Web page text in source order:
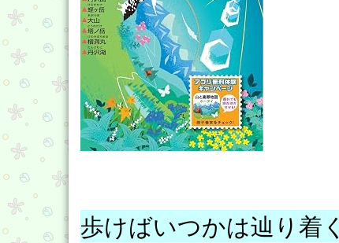
歩けばいつかは辿り着く